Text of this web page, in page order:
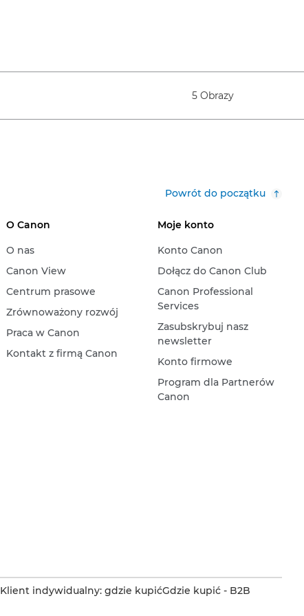
5 Obrazy
Powrót do początku
O Canon
O nas
Canon View
Centrum prasowe
Zrównoważony rozwój
Praca w Canon
Kontakt z firmą Canon
Moje konto
Konto Canon
Dołącz do Canon Club
Canon Professional
Services
Zasubskrybuj nasz
newsletter
Konto firmowe
Program dla Partnerów
Canon
Klient indywidualny: gdzie kupićGdzie kupić - B2B